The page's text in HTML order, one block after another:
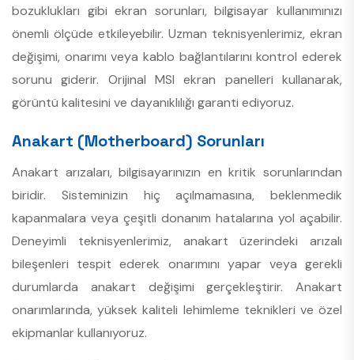
bozuklukları gibi ekran sorunları, bilgisayar kullanımınızı
önemli ölçüde etkileyebilir. Uzman teknisyenlerimiz, ekran
değişimi, onarımı veya kablo bağlantılarını kontrol ederek
sorunu giderir. Orijinal MSI ekran panelleri kullanarak,
görüntü kalitesini ve dayanıklılığı garanti ediyoruz.
Anakart (Motherboard) Sorunları
Anakart arızaları, bilgisayarınızın en kritik sorunlarından
biridir. Sisteminizin hiç açılmamasına, beklenmedik
kapanmalara veya çeşitli donanım hatalarına yol açabilir.
Deneyimli teknisyenlerimiz, anakart üzerindeki arızalı
bileşenleri tespit ederek onarımını yapar veya gerekli
durumlarda anakart değişimi gerçekleştirir. Anakart
onarımlarında, yüksek kaliteli lehimleme teknikleri ve özel
ekipmanlar kullanıyoruz.